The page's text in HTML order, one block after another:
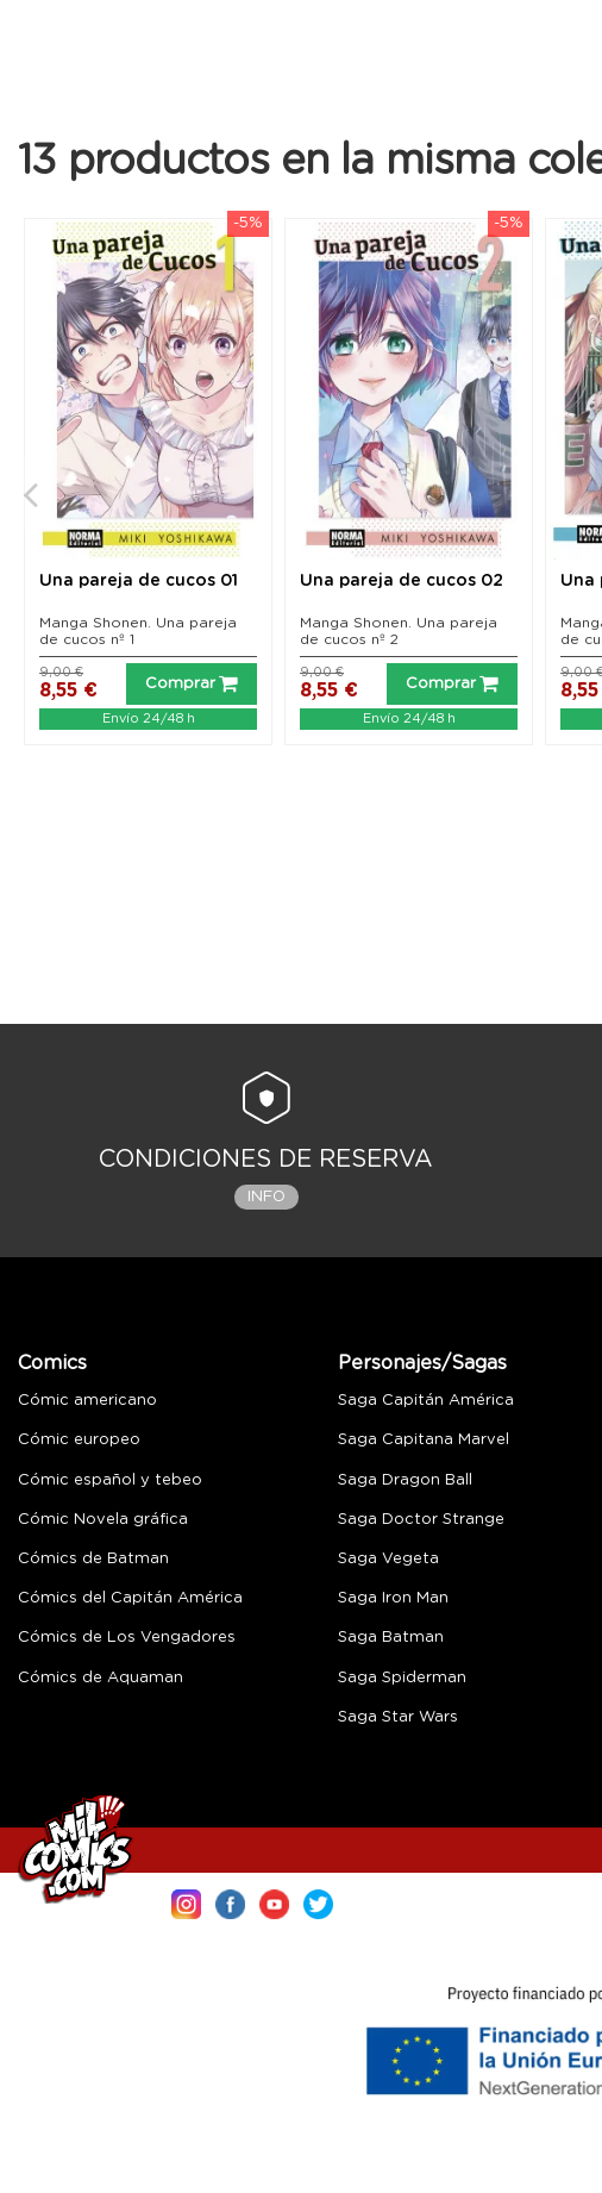
13 productos en la misma
-5%
Una pareja de cucos 01
Manga Shonen. Una pareja
de cucos nº 1
8,55 €
9,00 €
Comprar
Envío 24/48 h
-5%
Una pareja de cucos 02
Manga Shonen. Una pareja
de cucos nº 2
8,55 €
9,00 €
Comprar
Envío 24/48 h
Una
de
9,00
CONDICIONES DE RESERVA
INFO
Comics
Cómic americano
Cómic europeo
Cómic español y tebeo
Cómic Novela gráfica
Cómics de Batman
Cómics del Capitán América
Cómics de Los Vengadores
Cómics de Aquaman
Personajes/Sagas
Saga Capitán América
Saga Capitana Marvel
Saga Dragon Ball
Saga Doctor Strange
Saga Vegeta
Saga Iron Man
Saga Batman
Saga Spiderman
Saga Star Wars